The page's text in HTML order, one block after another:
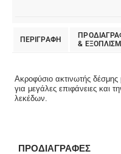
ΠΕΡΙΓΡΑΦΗ
&
Ακροφύσιο ακτινωτής
για μεγάλες επιφάνειες και
λεκέδων.
ΠΡΟΔΙΑΓΡΑΦΕΣ